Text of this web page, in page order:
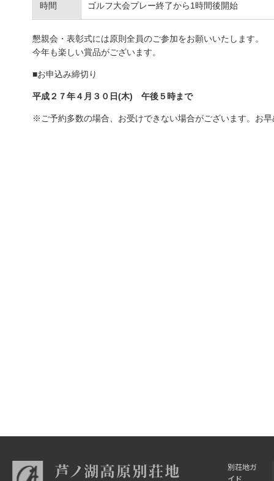
時間 ゴルフ大会プレー終了から1時間後開始
懇親会・表彰式には原則全員のご参加をお願いいたします。
今年も楽しい賞品がございます。
■お申込み締切り
平成２７年４月３０日(木) 午後５時まで
※ご予約多数の場合、お受けできない場合がございます。お
別荘地ガ
イド